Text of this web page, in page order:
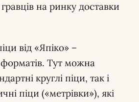
на ринку доставки
від «Япіко» –
форматів. Тут можна
круглі піци, так і
піци («метрівки»), які